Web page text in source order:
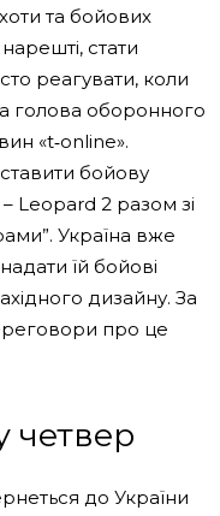
та бойових
стати
реагувати, коли
голова оборонного
«t‑online».
бойову
Leopard 2 разом зі
Україна вже
їй бойові
дизайну. За
про це
четвер
до України